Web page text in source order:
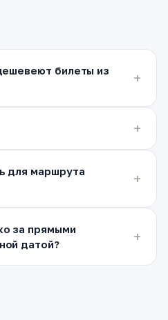
билеты из
для маршрута
за прямыми
датой?